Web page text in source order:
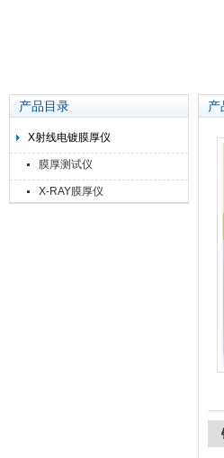
产品目录
X射线电镀膜厚仪
膜厚测试仪
X-RAY膜厚仪
产